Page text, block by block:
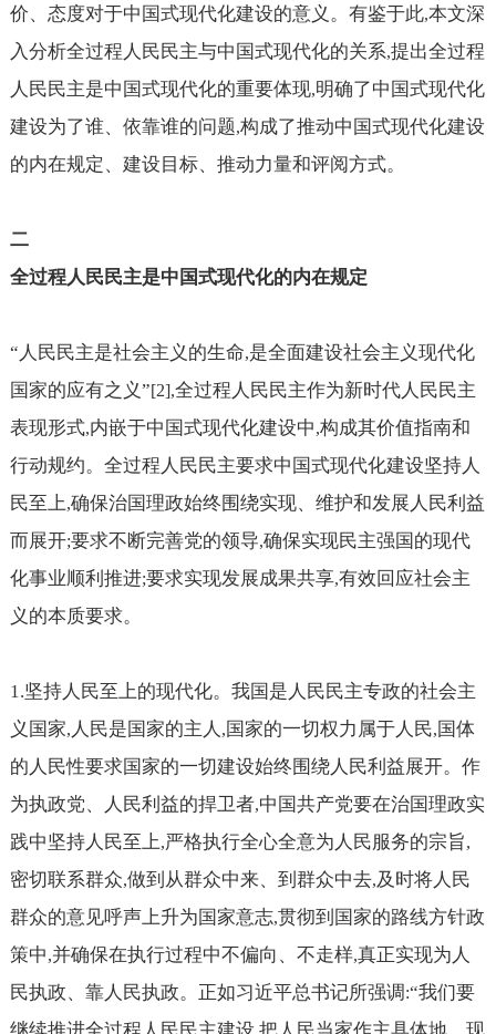
价、态度对于中国式现代化建设的意义。有鉴于此,本文深
入分析全过程人民民主与中国式现代化的关系,提出全过程
人民民主是中国式现代化的重要体现,明确了中国式现代化
建设为了谁、依靠谁的问题,构成了推动中国式现代化建设
的内在规定、建设目标、推动力量和评阅方式。
二
全过程人民民主是中国式现代化的内在规定
“人民民主是社会主义的生命,是全面建设社会主义现代化
国家的应有之义”[2],全过程人民民主作为新时代人民民主
表现形式,内嵌于中国式现代化建设中,构成其价值指南和
行动规约。全过程人民民主要求中国式现代化建设坚持人
民至上,确保治国理政始终围绕实现、维护和发展人民利益
而展开;要求不断完善党的领导,确保实现民主强国的现代
化事业顺利推进;要求实现发展成果共享,有效回应社会主
义的本质要求。
1.坚持人民至上的现代化。我国是人民民主专政的社会主
义国家, 人民是国家的主人 , 国家的一切权力属于人民, 国体
的人民性要求国家的一切建设始终围绕人民利益展开。作
为执政党、人民利益的捍卫者,中国共产党要在治国理政实
践中坚持人民至上,严格执行全心全意为人民服务的宗旨,
密切联系群众,做到从群众中来、到群众中去,及时将人民
群众的意见呼声上升为国家意志,贯彻到国家的路线方针政
策中,并确保在执行过程中不偏向、不走样,真正实现为人
民执政、靠人民执政。正如习近平总书记所强调 :“我们要